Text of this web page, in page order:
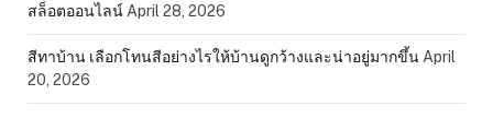
สล็อตออนไลน์ April 28, 2026
สีทาบ้าน เลือกโทนสีอย่างไรให้บ้านดูกว้างและน่าอยู่มากขึ้น April
20, 2026